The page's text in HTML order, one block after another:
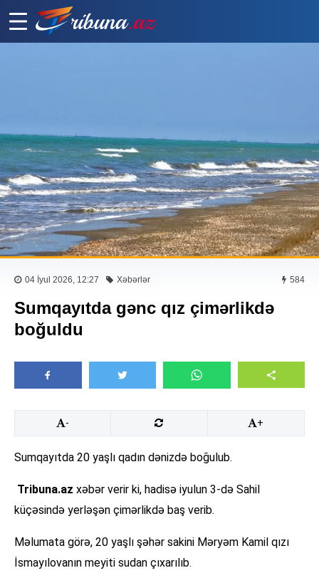
04 İyul 2026, 12:27 Xəbərlər 584
Sumqayıtda gənc qız çimərlikdə
boğuldu
- +
Sumqayıtda 20 yaşlı qadın dənizdə boğulub.
Tribuna.az xəbər verir ki, hadisə iyulun 3-də Sahil
küçəsində yerləşən çimərlikdə baş verib.
Məlumata görə, 20 yaşlı şəhər sakini Məryəm Kamil qızı
İsmayılovanın meyiti sudan çıxarılıb.